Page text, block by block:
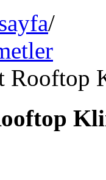
/
Rooftop